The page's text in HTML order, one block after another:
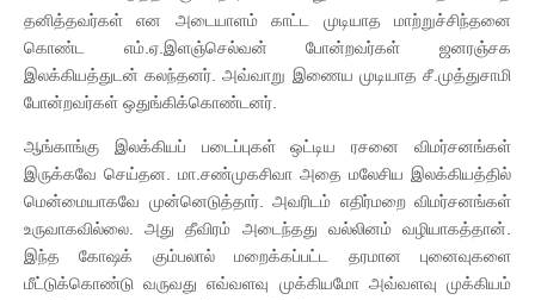
தனித்தவர்கள் என அடையாளம் காட்ட முடியாத மாற்றுச்சிந்தனை
கொண்ட எம்.ஏ.இளஞ்செல்வன் போன்றவர்கள் ஜனரஞ்சக
இலக்கியத்துடன் கலந்தனர். அவ்வாறு இணைய முடியாத சீ.முத்துசாமி
போன்றவர்கள் ஒதுங்கிக்கொண்டனர்.
ஆங்காங்கு இலக்கியப் படைப்புகள் ஒட்டிய ரசனை விமர்சனங்கள்
இருக்கவே செய்தன. மா.சண்முகசிவா அதை மலேசிய இலக்கியத்தில்
மென்மையாகவே முன்னெடுத்தார். அவரிடம் எதிர்மறை விமர்சனங்கள்
உருவாகவில்லை. அது தீவிரம் அடைந்தது வல்லினம் வழியாகத்தான்.
இந்த கோஷக் கும்பலால் மறைக்கப்பட்ட தரமான புனைவுகளை
மீட்டுக்கொண்டு வருவது எவ்வளவு முக்கியமோ அவ்வளவு முக்கியம்